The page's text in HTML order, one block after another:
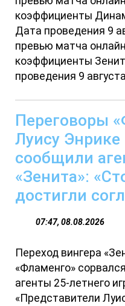
коэффициенты
Дата проведения 9
превью матча
коэффициенты
проведения 9
Переговоры
Луису
сообщили
«Зенита»:
достигли
07:47, 08.08.2026
Переход вингера
«Фламенго»
агенты 25-летнего
«Представители